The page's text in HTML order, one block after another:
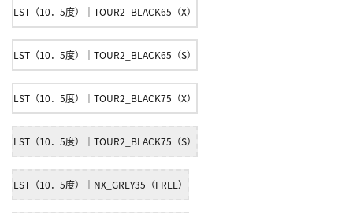
LST（10．5度）｜TOUR2_BLACK65（X）
LST（10．5度）｜TOUR2_BLACK65（S）
LST（10．5度）｜TOUR2_BLACK75（X）
LST（10．5度）｜TOUR2_BLACK75（S）
LST（10．5度）｜NX_GREY35（FREE）